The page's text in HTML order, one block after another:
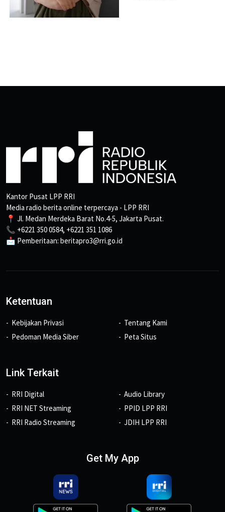
Kantor Pusat LPP RRI
Media radio berita online terpercaya - LPP RRI
📍 Jl. Medan Merdeka Barat No.4-5, Jakarta Pusat.
📞 +6221 350 0584, +6221 351 1086
📩 Pemberitaan: beritapro3@rri.go.id
Ketentuan
Kebijakan Privasi
Pedoman Media Siber
Tentang Kami
Peta Situs
Link Terkait
RRI Digital
RRI NET Streaming
RRI Radio Streaming
Audio Library
PPID LPP RRI
JDIH LPP RRI
Get My App